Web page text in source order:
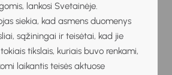
lankosi Svetainėje.
siekia, kad asmens duomenys
sąžiningai ir teisėtai, kad jie
tikslais, kuriais buvo renkami,
laikantis teisės aktuose